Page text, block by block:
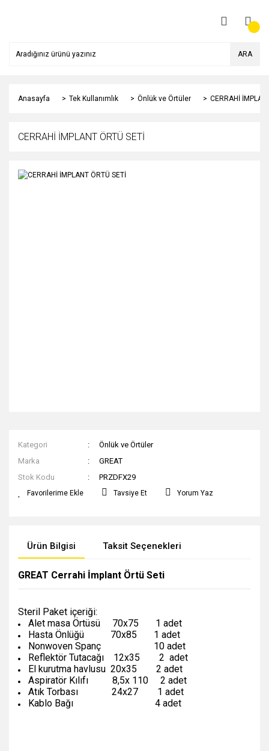
ARA
Anasayfa Tek Kullanımlık Önlük ve Örtüler CERRAHİ
CERRAHİ İMPLANT ÖRTÜ SETİ
Kategori
Önlük ve Örtüler
Marka
GREAT
Stok Kodu
PRZDFX29
Tavsiye Et Yorum Yaz
Ürün Bilgisi Taksit Seçenekleri
GREAT Cerrahi İmplant Örtü Seti
Steril Paket içeriği:
Alet masa Örtüsü 70x75 1 adet
Hasta Önlüğü 70x85 1 adet
Nonwoven Spanç 10 adet
Reflektör Tutacağı 12x35 2 adet
El kurutma havlusu 20x35 2 adet
Aspiratör Kılıfı 8,5x 110 2 adet
Atık Torbası 24x27 1 adet
Kablo Bağı 4 adet